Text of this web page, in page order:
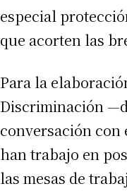
especial
que acorten las
Para la
Discriminación
conversación con
han trabajo en
las mesas de